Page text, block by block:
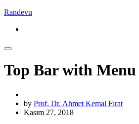
Randevu
Top Bar with Menu
by Prof. Dr. Ahmet Kemal Fırat
Kasım 27, 2018